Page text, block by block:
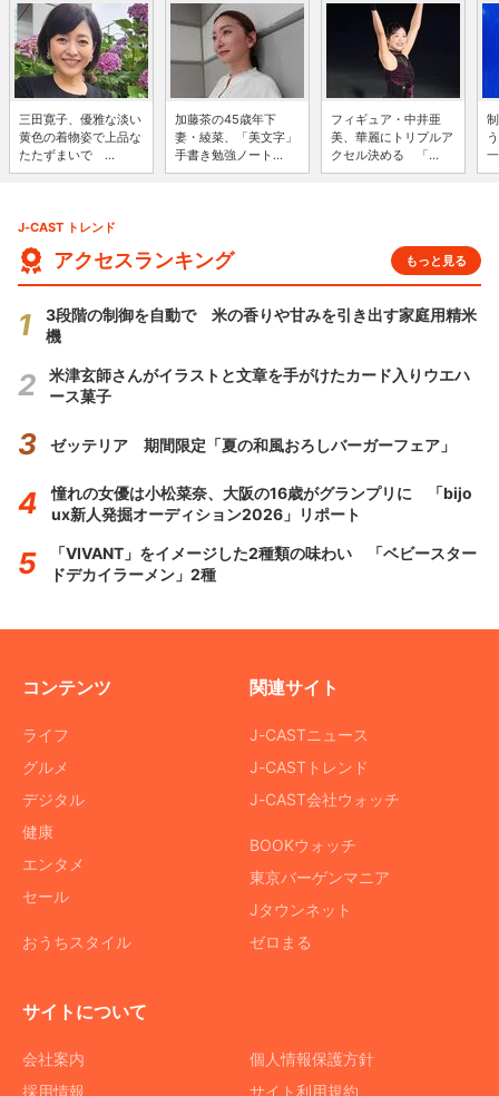
三田寛子、優雅な淡い
黄色の着物姿で上品な
たたずまいで ...
加藤茶の45歳年下
妻・綾菜、「美文字」
手書き勉強ノート...
フィギュア・中井亜
美、華麗にトリプルア
クセル決める 「...
J-CAST トレンド
アクセスランキング もっと見る
3段階の制御を自動で 米の香りや甘みを引き出す家庭用精米
機
米津玄師さんがイラストと文章を手がけたカード入りウエハ
ース菓子
ゼッテリア 期間限定「夏の和風おろしバーガーフェア」
憧れの女優は小松菜奈、大阪の16歳がグランプリに 「bijo
ux新人発掘オーディション2026」リポート
「VIVANT」をイメージした2種類の味わい 「ベビースター
ドデカイラーメン」2種
コンテンツ
ライフ
グルメ
デジタル
健康
エンタメ
セール
おうちスタイル
関連サイト
J-CASTニュース
J-CASTトレンド
J-CAST会社ウォッチ
BOOKウォッチ
東京バーゲンマニア
Jタウンネット
ゼロまる
サイトについて
会社案内
採用情報
個人情報保護方針
サイト利用規約